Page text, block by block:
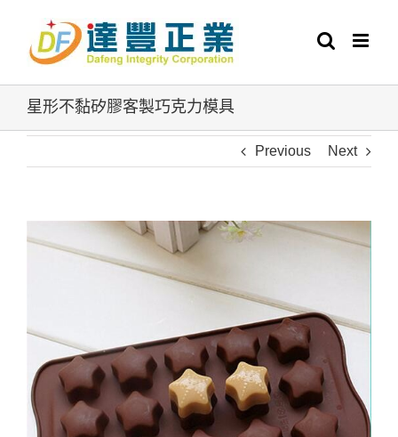
content
星形不黏矽膠客製巧克力模具
Previous Next
Larger